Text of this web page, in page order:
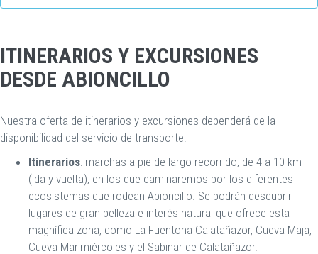
ITINERARIOS Y EXCURSIONES
DESDE ABIONCILLO
Nuestra oferta de itinerarios y excursiones dependerá de la
disponibilidad del servicio de transporte:
Itinerarios: marchas a pie de largo recorrido, de 4 a 10 km
(ida y vuelta), en los que caminaremos por los diferentes
ecosistemas que rodean Abioncillo. Se podrán descubrir
lugares de gran belleza e interés natural que ofrece esta
magnífica zona, como La Fuentona Calatañazor, Cueva Maja,
Cueva Marimiércoles y el Sabinar de Calatañazor.